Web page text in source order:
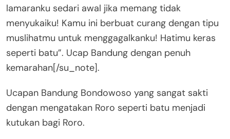
lamaranku sedari awal jika memang tidak
menyukaiku! Kamu ini berbuat curang dengan tipu
muslihatmu untuk menggagalkanku! Hatimu keras
seperti batu”. Ucap Bandung dengan penuh
kemarahan[/su_note].
Ucapan Bandung Bondowoso yang sangat sakti
dengan mengatakan Roro seperti batu menjadi
kutukan bagi Roro.